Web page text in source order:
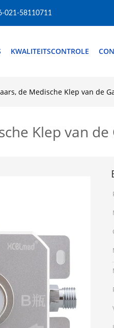
021-58110711
KWALITEITSCONTROLE
de Medische Klep van de
Klep van de